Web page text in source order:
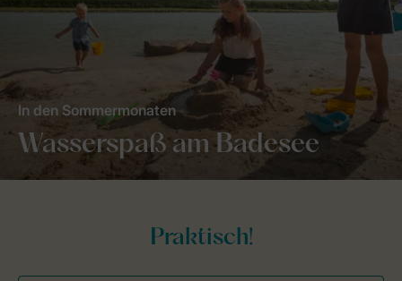
Wasserspaß am Badesee
In den Sommermonaten
Praktisch!